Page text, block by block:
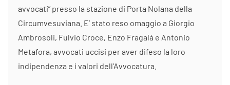
avvocati” presso la stazione di Porta Nolana della
Circumvesuviana. E’ stato reso omaggio a Giorgio
Ambrosoli, Fulvio Croce, Enzo Fragalà e Antonio
Metafora, avvocati uccisi per aver difeso la loro
indipendenza e i valori dell’Avvocatura.